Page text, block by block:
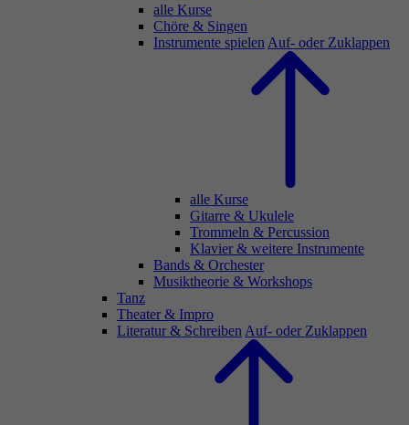
alle Kurse
Chöre & Singen
Instrumente spielen Auf- oder Zuklappen
alle Kurse
Gitarre & Ukulele
Trommeln & Percussion
Klavier & weitere Instrumente
Bands & Orchester
Musiktheorie & Workshops
Tanz
Theater & Impro
Literatur & Schreiben Auf- oder Zuklappen